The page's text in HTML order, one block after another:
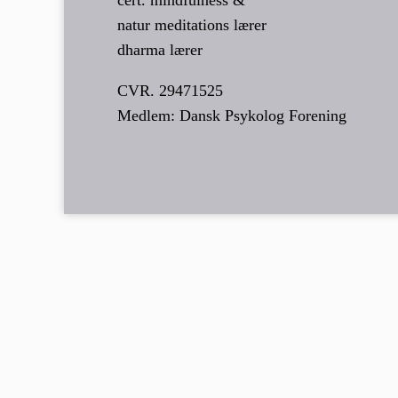
natur meditations lærer
dharma lærer
CVR. 29471525
Medlem: Dansk Psykolog Forening